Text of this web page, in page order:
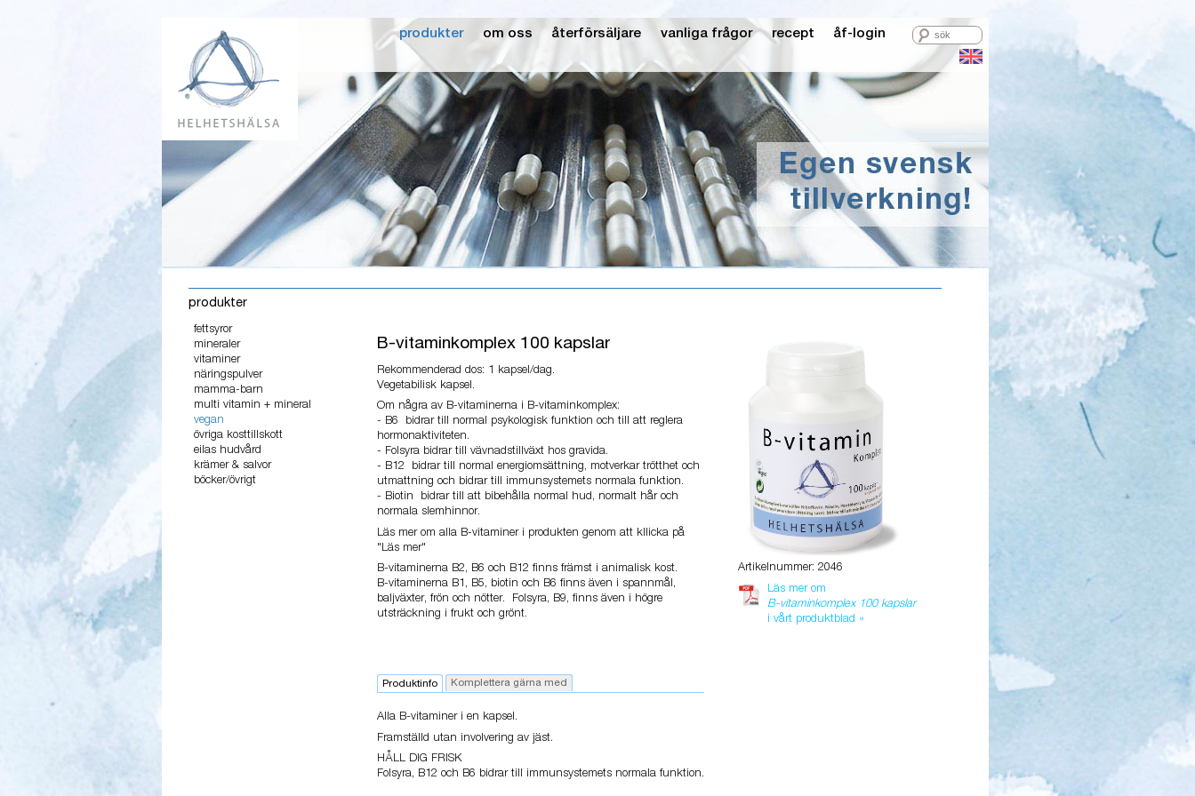
produkter om oss återförsäljare vanliga frågor recept åf-login
produkter
fettsyror
mineraler
vitaminer
näringspulver
mamma-barn
multi vitamin + mineral
vegan
övriga kosttillskott
eilas hudvård
krämer & salvor
böcker/övrigt
Artikelnummer: 2046
Läs mer om
B-vitaminkomplex 100 kapslar
i vårt produktblad »
B-vitaminkomplex 100 kapslar
Rekommenderad dos: 1 kapsel/dag.
Vegetabilisk kapsel.
Om några av B-vitaminerna i B-vitaminkomplex:
- B6 bidrar till normal psykologisk funktion och till att reglera
hormonaktiviteten.
- Folsyra bidrar till vävnadstillväxt hos gravida.
- B12 bidrar till normal energiomsättning, motverkar trötthet och
utmattning och bidrar till immunsystemets normala funktion.
- Biotin bidrar till att bibehålla normal hud, normalt hår och
normala slemhinnor.
Läs mer om alla B-vitaminer i produkten genom att kllicka på
"Läs mer"
B-vitaminerna B2, B6 och B12 finns främst i animalisk kost.
B-vitaminerna B1, B5, biotin och B6 finns även i spannmål,
baljväxter, frön och nötter. Folsyra, B9, finns även i högre
utsträckning i frukt och grönt.
Produktinfo Komplettera gärna med
Alla B-vitaminer i en kapsel.
Framställd utan involvering av jäst.
HÅLL DIG FRISK
Folsyra, B12 och B6 bidrar till immunsystemets normala funktion.